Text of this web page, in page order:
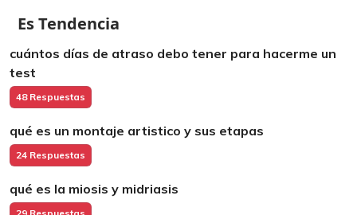
Es Tendencia
cuántos días de atraso debo tener para hacerme un
test
48 Respuestas
qué es un montaje artistico y sus etapas
24 Respuestas
qué es la miosis y midriasis